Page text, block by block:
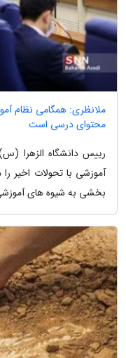
ملانظری: همگامی نظام
محتوای درسی است
رییس دانشگاه الزهرا
آموزشی با تحولات اخیر
بخشی به شیوه های